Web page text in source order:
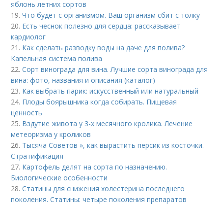
яблонь летних сортов
19.Что будет с организмом. Ваш организм сбит с толку
20. Есть чеснок полезно для сердца: рассказывает
кардиолог
21. Как сделать разводку воды на даче для полива?
Капельная система полива
22.Сорт винограда для вина. Лучшие сорта винограда для
вина: фото, названия и описания (каталог)
23. Как выбрать парик: искусственный или натуральный
24. Плоды боярышника когда собирать. Пищевая
ценность
25. Вздутие живота у 3-х месячного кролика. Лечение
метеоризма у кроликов
26. Тысяча Советов », как вырастить персик из косточки.
Стратификация
27. Картофель делят на сорта по назначению.
Биологические особенности
28.Статины для снижения холестерина последнего
поколения. Статины: четыре поколения препаратов